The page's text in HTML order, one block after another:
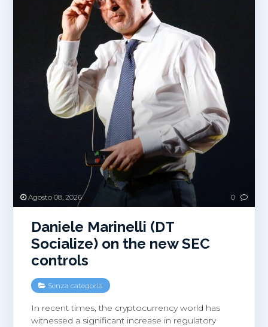
Agosto 08, 2026 0
Daniele Marinelli (DT
Socialize) on the new SEC
controls
Senza categoria
In recent times, the cryptocurrency world has
witnessed a significant increase in regulatory